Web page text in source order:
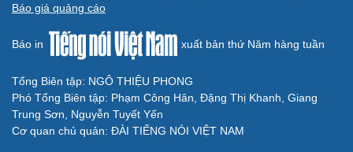
Du lịch
Tư vấn
Săn Tour
check-in
Podcast
Câu chuyện thời sự
Cửa sổ tình yêu
Báo giá quảng cáo
Báo in xuất bản thứ Năm hàng tuần
Tổng Biên tập: NGÔ THIỆU PHONG
Phó Tổng Biên tập: Phạm Công Hân, Đặng Thị Khanh, Giang
Trung Sơn, Nguyễn Tuyết Yến
Cơ quan chủ quản: ĐÀI TIẾNG NÓI VIỆT NAM